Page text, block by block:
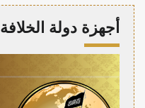
أجهزة دولة الخلافة